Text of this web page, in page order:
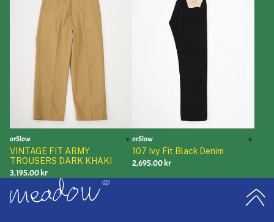
orSlow
VINTAGE FIT ARMY
TROUSERS DARK KHAKI
3,195.00 kr
orSlow
107 Ivy Fit Black Denim
2,695.00 kr